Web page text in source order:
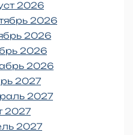
2026
2026
2026
2026
2026
2027
2027
2027
2027